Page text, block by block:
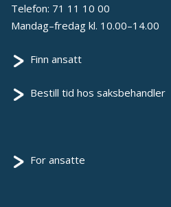
Telefon: 71 11 10 00
Mandag–fredag kl. 10.00–14.00
Finn ansatt
Bestill tid hos saksbehandler
For ansatte